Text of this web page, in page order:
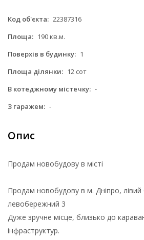
Код об'єкта: 22387316
Площа: 190 кв.м.
Поверхів в будинку: 1
Площа ділянки: 12 сот
В котеджному містечку: -
З гаражем: -
Опис
Продам новобудову в місті
Продам новобудову в м. Дніпро, лівий
левобережний 3
Дуже зручне місце, близько до
інфраструктур.